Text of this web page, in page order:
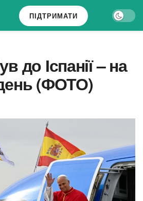
ПІДТРИМАТИ
до Іспанії – на
(ФОТО)